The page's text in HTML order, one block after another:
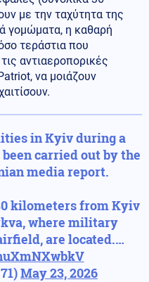
με την ταχύτητα της
γομώματα, η καθαρή
τεράστια που
αντιαεροπορικές
να μοιάζουν
in Kyiv during a
carried out by the
media report.
kilometers from Kyiv
where military
are located.…
May 23, 2026